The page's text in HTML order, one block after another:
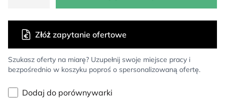
Szukasz oferty na miarę? Uzupełnij swoje miejsce pracy i
bezpośrednio w koszyku poproś o spersonalizowaną ofertę.
Złóż zapytanie ofertowe
Dodaj do porównywarki